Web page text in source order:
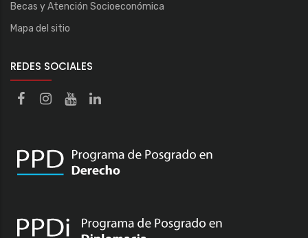
Becas y Atención Socioeconómica
Mapa del sitio
REDES SOCIALES